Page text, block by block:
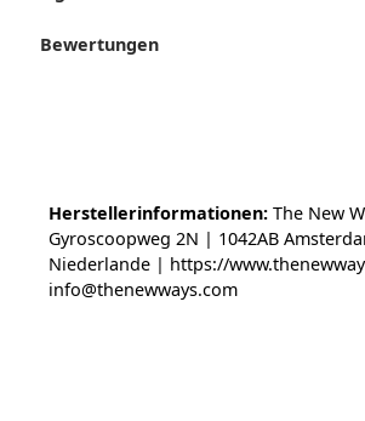
Bewertungen
Herstellerinformationen: The New
Gyroscoopweg 2N | 1042AB
Niederlande | https://
info@thenewways.com